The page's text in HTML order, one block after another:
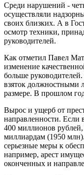
Среди нарушений -
осуществляли
своих близких. А в
осмотр техники,
руководителей.
Как отметил Павел
изменение
больше
взяток должностными
размере. В прошлом
Вырос и ущерб от
направленности. Если
400 миллионов
миллиардам (1950
серьезные меры к
например, арест
оконченных и